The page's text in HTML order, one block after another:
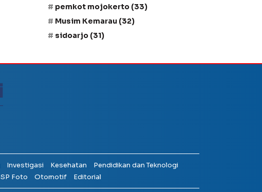
pemkot mojokerto (33)
Musim Kemarau (32)
sidoarjo (31)
Investigasi Kesehatan
Pendidikan dan Teknologi
SP Foto Otomotif Editorial